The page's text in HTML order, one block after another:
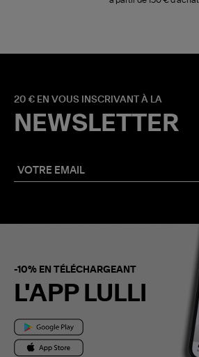
20 € EN VOUS INSCRIVANT À LA
NEWSLETTER
-10% EN TÉLÉCHARGEANT
L'APP LULLI